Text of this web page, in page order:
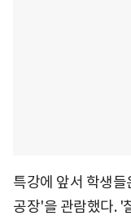
특강에 앞서 학생
공장'을 관람했다. '